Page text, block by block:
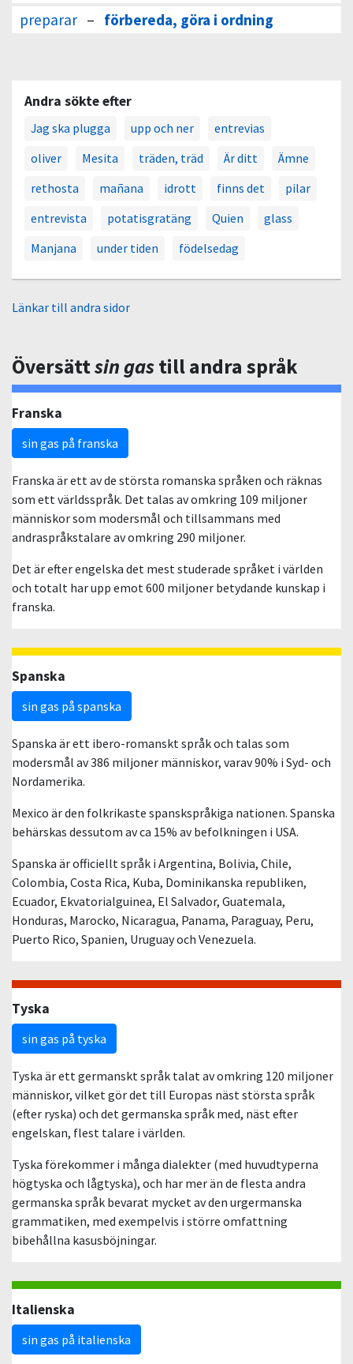
preparar – förbereda, göra i ordning
Andra sökte efter
Jag ska plugga upp och ner
entrevias
oliver
Mesita träden, träd Är ditt
Ämne
rethosta
mañana idrott finns det
pilar
entrevista
potatisgratäng Quien
glass
Manjana
under tiden födelsedag
Länkar till andra sidor
Översättsin gastill andra språk
Franska
sin gas på franska
Franska är ett av de största romanska språken och räknas
som ett världsspråk. Det talas av omkring 109 miljoner
människor som modersmål och tillsammans med
andraspråkstalare av omkring 290 miljoner.
Det är efter engelska det mest studerade språket i världen
och totalt har upp emot 600 miljoner betydande kunskap i
franska.
Spanska
sin gas på spanska
Spanska är ett ibero-romanskt språk och talas som
modersmål av 386 miljoner människor, varav 90% i Syd- och
Nordamerika.
Mexico är den folkrikaste spanskspråkiga nationen. Spanska
behärskas dessutom av ca 15% av befolkningen i USA.
Spanska är officiellt språk i Argentina, Bolivia, Chile,
Colombia, Costa Rica, Kuba, Dominikanska republiken,
Ecuador, Ekvatorialguinea, El Salvador, Guatemala,
Honduras, Marocko, Nicaragua, Panama, Paraguay, Peru,
Puerto Rico, Spanien, Uruguay och Venezuela.
Tyska
sin gas på tyska
Tyska är ett germanskt språk talat av omkring 120 miljoner
människor, vilket gör det till Europas näst största språk
(efter ryska) och det germanska språk med, näst efter
engelskan, flest talare i världen.
Tyska förekommer i många dialekter (med huvudtyperna
högtyska och lågtyska), och har mer än de flesta andra
germanska språk bevarat mycket av den urgermanska
grammatiken, med exempelvis i större omfattning
bibehållna kasusböjningar.
Italienska
sin gas på italienska